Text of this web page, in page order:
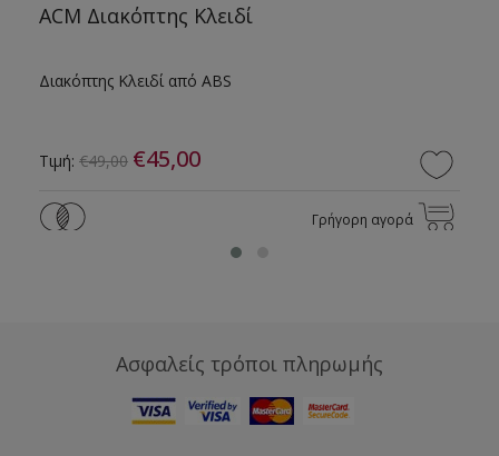
ACM Διακόπτης Κλειδί
Διακόπτης Κλειδί από ABS
Τιμή: €49,00 €45,00
Γρήγορη αγορά
Ασφαλείς τρόποι πληρωμής